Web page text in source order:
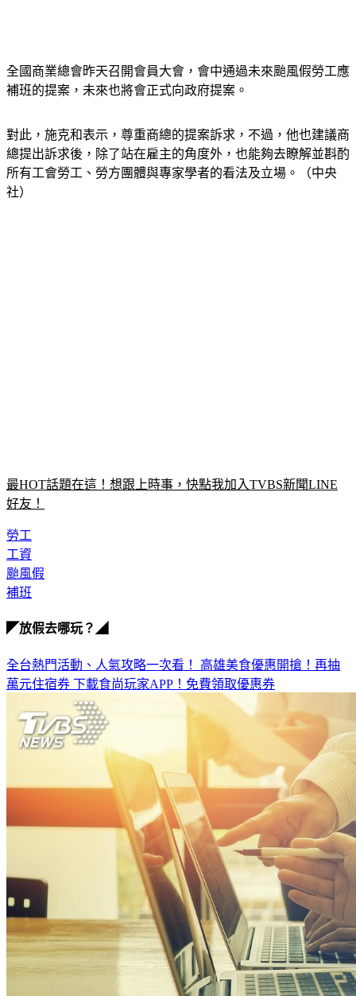
全國商業總會昨天召開會員大會，會中通過未來颱風假勞工應
對此，施克和表示，尊重商總的提案訴求，不過，他也建議商
總提出訴求後，除了站在雇主的角度外，也能夠去瞭解並斟酌
所有工會勞工、勞方團體與專家學者的看法及立場。（中央
最HOT話題在這！想跟上時事，快點我加入TVBS新聞LINE
勞工
工資
颱風假
全台熱門活動、人氣攻略一次看！高雄美食優惠開搶！再抽
下載食尚玩家APP！免費領取優惠券